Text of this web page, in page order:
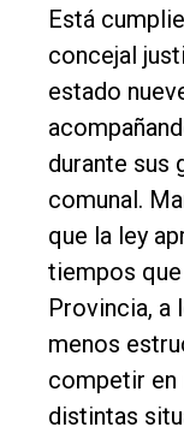
Está
concejal
estado
durante sus
comunal.
que la ley
tiempos
Provincia,
menos
competir en
distintas